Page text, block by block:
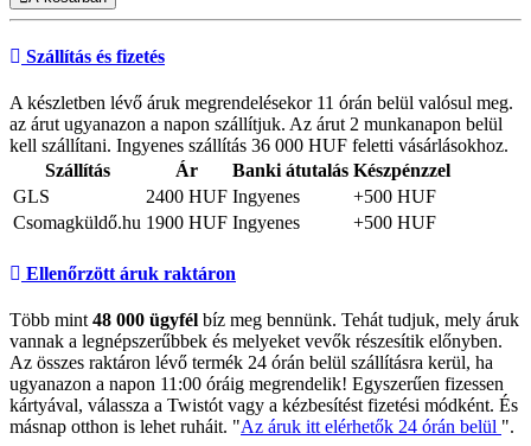
Szállítás és fizetés
A készletben lévő áruk megrendelésekor 11 órán belül valósul meg.
az árut ugyanazon a napon szállítjuk. Az árut 2 munkanapon belül
kell szállítani. Ingyenes szállítás 36 000 HUF feletti vásárlásokhoz.
Szállítás
Ár Banki átutalás Készpénzzel
GLS
2400 HUF Ingyenes
+500 HUF
Csomagküldő.hu 1900 HUF Ingyenes +500 HUF
Ellenőrzött áruk raktáron
Több mint 48 000 ügyfél bíz meg bennünk. Tehát tudjuk, mely áruk
vannak a legnépszerűbbek és melyeket vevők részesítik előnyben.
Az összes raktáron lévő termék 24 órán belül szállításra kerül, ha
ugyanazon a napon 11:00 óráig megrendelik! Egyszerűen fizessen
kártyával, válassza a Twistót vagy a kézbesítést fizetési módként. És
másnap otthon is lehet ruháit. "Az áruk itt elérhetők 24 órán belül ".